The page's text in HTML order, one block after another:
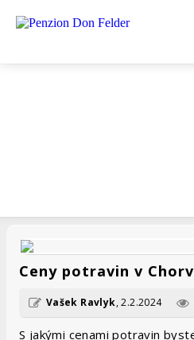
Ceny potravin v
Vašek Ravlyk,2.2.2024
S jakými cenami potravin